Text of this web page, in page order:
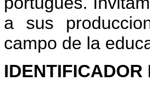
a sus
campo de la